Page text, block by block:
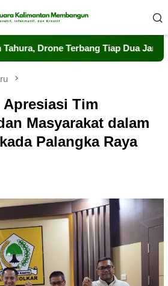
Terbang Tiap Dua Jam
Tim
Masyarakat dalam
Palangka Raya